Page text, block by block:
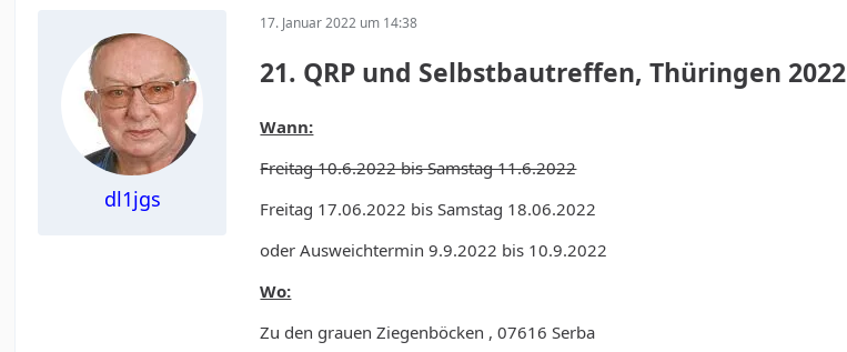
dl1jgs
17. Januar 2022 um 14:38
21. QRP und Selbstbautreffen, Thüringen 2022
Wann:
Freitag 10.6.2022 bis Samstag 11.6.2022
Freitag 17.06.2022 bis Samstag 18.06.2022
oder Ausweichtermin 9.9.2022 bis 10.9.2022
Wo:
Zu den grauen Ziegenböcken , 07616 Serba